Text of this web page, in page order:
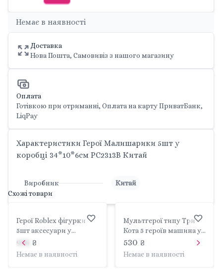
Немає в наявності
Доставка
Нова Пошта, Самовивіз з нашого магазину
Оплата
Готівкою при отриманні, Оплата на карту ПриватБанк,
LiqPay
Характеристики Герої Малишарики 5шт у
коробці 34*10*6см PC2313B Китай
Виробник
Китай
Схожі товари
Герої Roblex фігурки
5шт аксесуари у
коробці 35*28*8см 22690
Китай
945 ₴
Немає в наявності
Мультгерої типу Три
Кота 5 героїв машина у
коробці 31*24*5см PS659
Китай
530 ₴
Немає в наявності